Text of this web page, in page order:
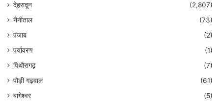
देहरादून
(2,807)
नैनीताल
(73)
पंजाब
(2)
पर्यावरण
(1)
पिथौरागढ़
(7)
पौड़ी गढ़वाल
(61)
बागेश्वर
(5)